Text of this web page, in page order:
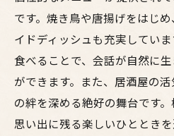
です。焼き鳥や唐揚げをはじ
イドディッシュも充実してい
食べることで、会話が自然に
ができます。また、居酒屋の
の絆を深める絶好の舞台です。
思い出に残る楽しいひととき